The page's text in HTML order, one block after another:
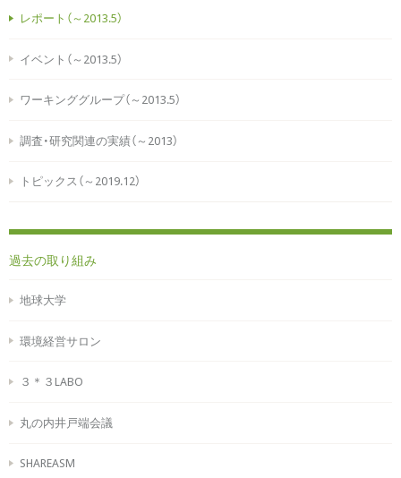
レポート（～2013.5）
イベント（～2013.5）
ワーキンググループ（～2013.5）
調査・研究関連の実績（～2013）
トピックス（～2019.12）
過去の取り組み
地球大学
環境経営サロン
３＊３LABO
丸の内井戸端会議
SHAREASM